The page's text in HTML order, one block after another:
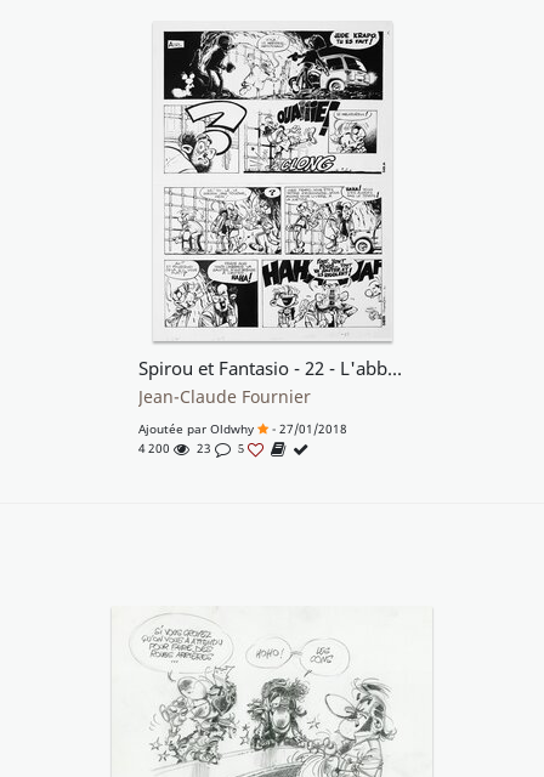
Spirou et Fantasio - 22 - L'abbaye truquée
Jean-Claude Fournier
Ajoutée par Oldwhy
- 27/01/2018
4 200
23 5